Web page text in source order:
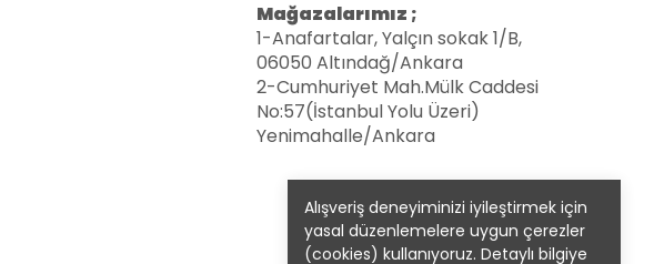
Alışveriş deneyiminizi iyileştirmek için
yasal düzenlemelere uygun çerezler
(cookies) kullanıyoruz. Detaylı bilgiye
Mağazalarımız ;
1-Anafartalar, Yalçın sokak 1/B,
06050 Altındağ/Ankara
2-Cumhuriyet Mah.Mülk Caddesi
No:57(İstanbul Yolu Üzeri)
Yenimahalle/Ankara